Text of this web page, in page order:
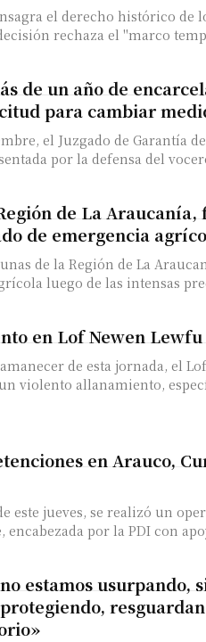
el derecho histórico de
de un año de
para cambiar
el Juzgado de Garantía
por la defensa del
de La Araucanía,
de emergencia
de la Región de La
luego de las intensas
en Lof Newen Lewfu
violento allanamiento,
en Arauco,
este jueves, se realizó un
por la PDI con
estamos usurpando,